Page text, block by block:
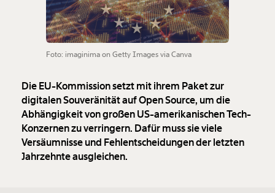
Foto: imaginima on Getty Images via Canva
Die EU-Kommission setzt mit ihrem Paket zur
digitalen Souveränität auf Open Source, um die
Abhängigkeit von großen US-amerikanischen Tech-
Konzernen zu verringern. Dafür muss sie viele
Versäumnisse und Fehlentscheidungen der letzten
Jahrzehnte ausgleichen.